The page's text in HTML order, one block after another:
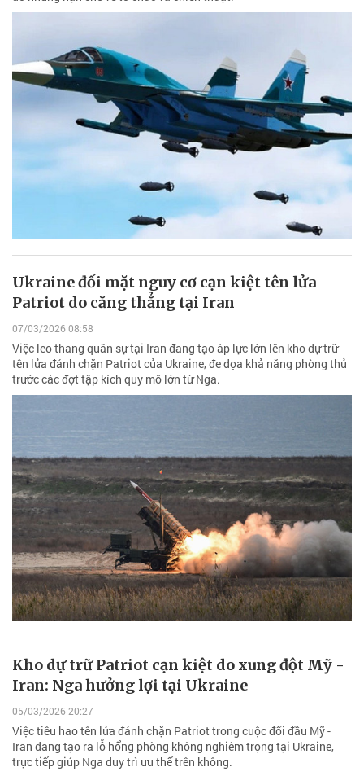
Ukraine đối mặt nguy cơ cạn kiệt tên lửa
Patriot do căng thẳng tại Iran
07/03/2026 08:58
Việc leo thang quân sự tại Iran đang tạo áp lực lớn lên kho dự trữ
tên lửa đánh chặn Patriot của Ukraine, đe dọa khả năng phòng thủ
trước các đợt tập kích quy mô lớn từ Nga.
Kho dự trữ Patriot cạn kiệt do xung đột Mỹ -
Iran: Nga hưởng lợi tại Ukraine
05/03/2026 20:27
Việc tiêu hao tên lửa đánh chặn Patriot trong cuộc đối đầu Mỹ -
Iran đang tạo ra lỗ hổng phòng không nghiêm trọng tại Ukraine,
trực tiếp giúp Nga duy trì ưu thế trên không.